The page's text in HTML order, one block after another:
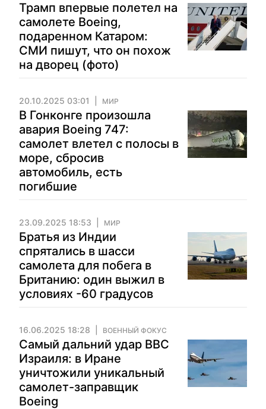
Трамп впервые полетел на
самолете Boeing,
подаренном Катаром:
СМИ пишут, что он похож
на дворец (фото)
20.10.2025 03:01 МИР
В Гонконге произошла
авария Boeing 747:
самолет влетел с полосы в
море, сбросив
автомобиль, есть
погибшие
23.09.2025 18:53 МИР
Братья из Индии
спрятались в шасси
самолета для побега в
Британию: один выжил в
условиях -60 градусов
16.06.2025 18:28 ВОЕННЫЙ ФОКУС
Самый дальний удар ВВС
Израиля: в Иране
уничтожили уникальный
самолет-заправщик
Boeing